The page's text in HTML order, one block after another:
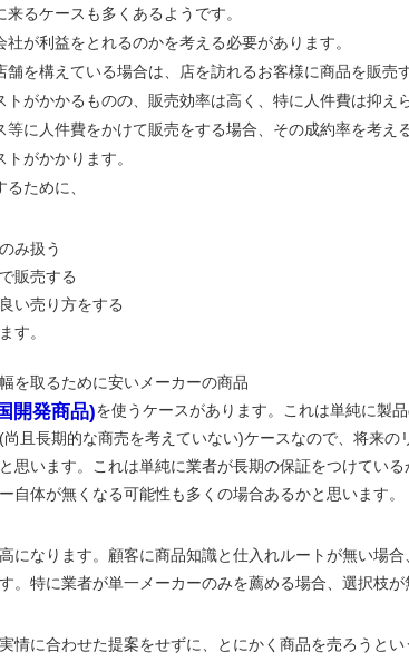
るケースも多くあるようです。
が利益をとれるのかを考える必要があります。
を構えている場合は、店を訪れるお客様に商品を販売
トがかかるものの、販売効率は高く、特に人件費は抑え
等に人件費をかけて販売をする場合、その成約率を考え
がかかります。
ために、
み扱う
販売する
い売り方をする
す。
を取るために安いメーカーの商品
開発商品)を使うケースがあります。これは単純に製
且長期的な商売を考えていない)ケースなので、将来の
思います。これは単純に業者が長期の保証をつけている
自体が無くなる可能性も多くの場合あるかと思います。
になります。顧客に商品知識と仕入れルートが無い場
。特に業者が単一メーカーのみを薦める場合、選択枝が
情に合わせた提案をせずに、とにかく商品を売ろうとい